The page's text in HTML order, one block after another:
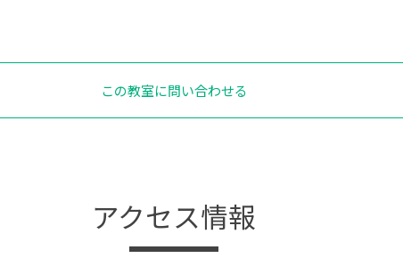
この教室に問い合わせる
アクセス情報